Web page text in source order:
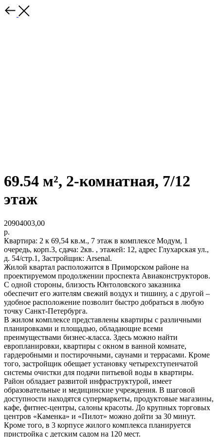
69.54 м², 2-комнатная, 7/12
этаж
20904003,00
р.
Квартира: 2 к 69,54 кв.м., 7 этаж в комплексе Модум, 1
очередь, корп.3, сдача: 2кв. , этажей: 12, адрес Глухарская ул.,
д. 54/стр.1, Застройщик: Arsenal.
Жилой квартал расположится в Приморском районе на
проектируемом продолжении проспекта Авиаконструкторов.
С одной стороны, близость Юнтоловского заказника
обеспечит его жителям свежий воздух и тишину, а с другой –
удобное расположение позволит быстро добраться в любую
точку Санкт-Петербурга.
В жилом комплексе представлены квартиры с различными
планировками и площадью, обладающие всеми
преимуществами бизнес-класса. Здесь можно найти
европланировки, квартиры с окном в ванной комнате,
гардеробными и постирочными, саунами и террасами. Кроме
того, застройщик обещает установку четырехступенчатой
системы очистки для подачи питьевой воды в квартиры.
Район обладает развитой инфраструктурой, имеет
образовательные и медицинские учреждения. В шаговой
доступности находятся супермаркеты, продуктовые магазины,
кафе, фитнес-центры, салоны красоты. До крупных торговых
центров «Каменка» и «Пилот» можно дойти за 30 минут.
Кроме того, в 3 корпусе жилого комплекса планируется
пристройка с детским садом на 120 мест.